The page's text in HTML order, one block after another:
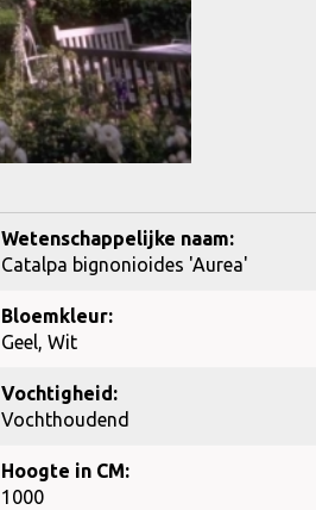
Wetenschappelijke naam:
Catalpa bignonioides 'Aurea'
Bloemkleur:
Geel, Wit
Vochtigheid:
Vochthoudend
Hoogte in CM:
1000